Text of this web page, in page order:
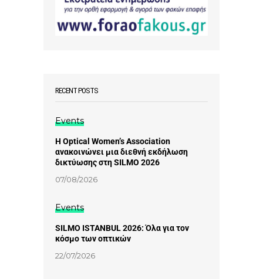
RECENT POSTS
Events
Η Optical Women’s Association
ανακοινώνει μια διεθνή εκδήλωση
δικτύωσης στη SILMO 2026
07/08/2026
Events
SILMO ISTANBUL 2026: Όλα για τον
κόσμο των οπτικών
22/07/2026